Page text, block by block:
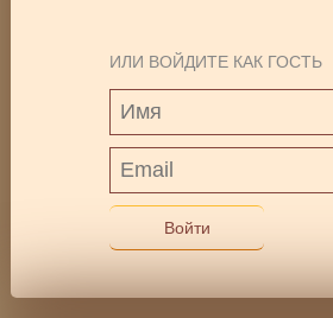
ИЛИ ВОЙДИТЕ КАК ГОСТЬ
Войти